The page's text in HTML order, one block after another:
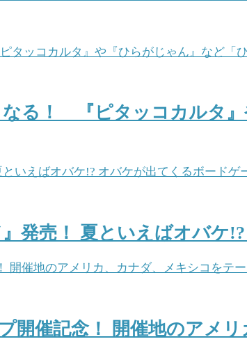
る！ 『ピタッコカルタ
発売！ 夏といえばオバケ
開催記念！ 開催地のアメ